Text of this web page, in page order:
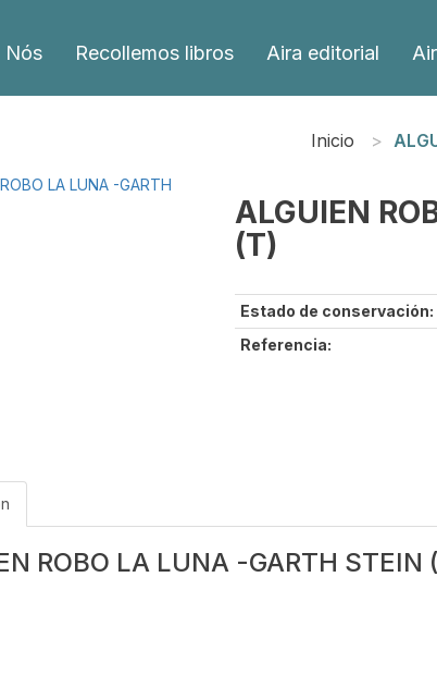
Nós Recollemos libros Aira editorial
Inicio
ALGUIEN
(T)
Estado de conservación:
Referencia:
ROBO LA LUNA -GARTH STEIN